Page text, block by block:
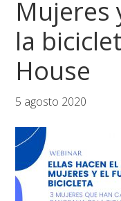
Mujeres
la
House
5 agosto 2020